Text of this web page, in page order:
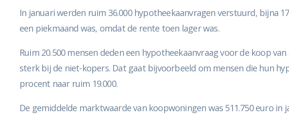
In januari werden ruim 36.000 hypotheekaanvragen verstuurd, bijna
een piekmaand was, omdat de rente toen lager was.
Ruim 20.500 mensen deden een hypotheekaanvraag voor de koop
sterk bij de niet-kopers. Dat gaat bijvoorbeeld om mensen die hun
procent naar ruim 19.000.
De gemiddelde marktwaarde van koopwoningen was 511.750 euro